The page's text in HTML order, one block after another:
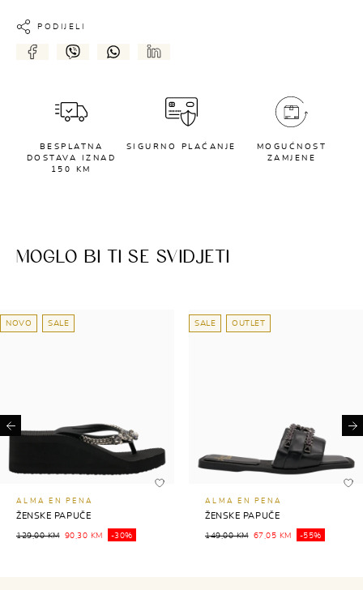
PODIJELI
BESPLATNA
DOSTAVA IZNAD
150 KM
SIGURNO PLAĆANJE
MOGUĆNOST
ZAMJENE
MOGLO BI TI SE SVIDJETI
NOVO SALE
ALMA EN PENA
ŽENSKE PAPUČE
129,00 KM 90,30 KM -30%
SALE OUTLET
ALMA EN PENA
ŽENSKE PAPUČE
149,00 KM 67,05 KM -55%
Previous